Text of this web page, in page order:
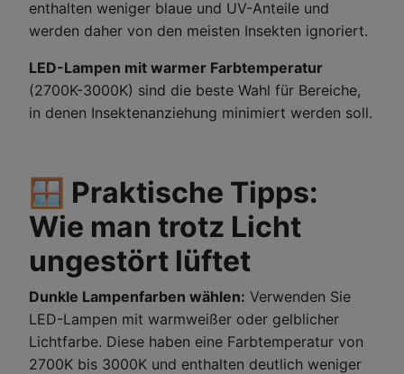
enthalten weniger blaue und UV-Anteile und
werden daher von den meisten Insekten ignoriert.
LED-Lampen mit warmer Farbtemperatur
(2700K-3000K) sind die beste Wahl für Bereiche,
in denen Insektenanziehung minimiert werden soll.
🪟 Praktische Tipps:
Wie man trotz Licht
ungestört lüftet
Dunkle Lampenfarben wählen: Verwenden Sie
LED-Lampen mit warmweißer oder gelblicher
Lichtfarbe. Diese haben eine Farbtemperatur von
2700K bis 3000K und enthalten deutlich weniger